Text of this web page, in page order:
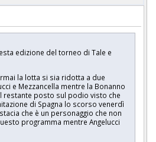
edizione del torneo di Tale e
la lotta si sia ridotta a due
e Mezzancella mentre la Bonanno
restante posto sul podio visto che
di Spagna lo scorso venerdì
che è un personaggio che non
programma mentre Angelucci